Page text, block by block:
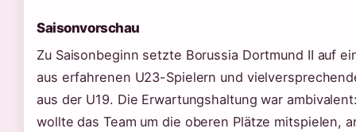
Saisonvorschau
Zu Saisonbeginn setzte Borussia Dortmund II auf
aus erfahrenen U23-Spielern und
aus der U19. Die Erwartungshaltung war
wollte das Team um die oberen Plätze mitspielen,